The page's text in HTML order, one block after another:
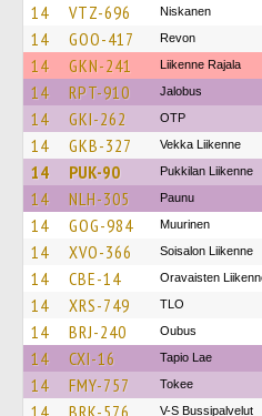
14 VTZ-696 Niskanen
14 GOO-417 Revon
14 GKN-241 Liikenne Rajala
14 RPT-910 Jalobus
14 GKI-262 OTP
14 GKB-327 Vekka Liikenne
14 PUK-90 Pukkilan Liikenne
14 NLH-305 Paunu
14 GOG-984 Muurinen
14 XVO-366 Soisalon Liikenne
14 CBE-14 Oravaisten
14 XRS-749 TLO
14 BRJ-240 Oubus
14 CXI-16 Tapio Lae
14 FMY-757 Tokee
14 BRK-576 V-S Bussipalvelut